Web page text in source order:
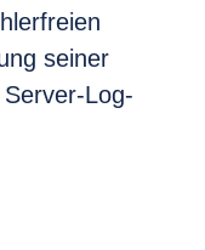
seiner
Log-